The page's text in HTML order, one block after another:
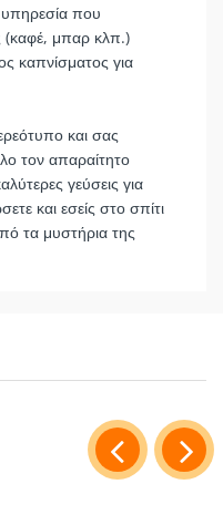
υπηρεσία που
(καφέ, μπαρ κλπ.)
καπνίσματος για
και σας
τον απαραίτητο
γεύσεις για
και εσείς στο σπίτι
τα μυστήρια της